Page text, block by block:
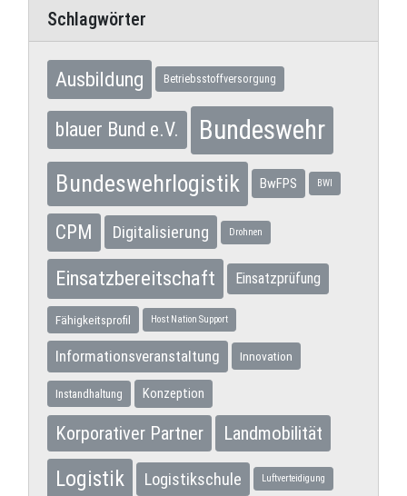
Schlagwörter
Ausbildung Betriebsstoffversorgung
blauer Bund e.V. Bundeswehr
Bundeswehrlogistik BwFPS BWI
CPM Digitalisierung Drohnen
Einsatzbereitschaft Einsatzprüfung
Fähigkeitsprofil Host Nation Support
Informationsveranstaltung Innovation
Instandhaltung Konzeption
Korporativer Partner Landmobilität
Logistik Logistikschule Luftverteidigung